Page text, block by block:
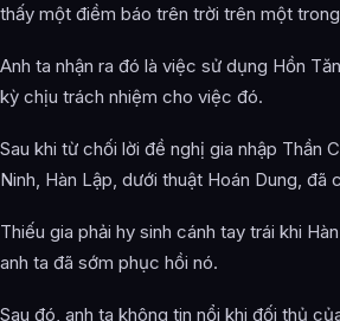
thấy một điềm báo trên trời trên một
Anh ta nhận ra đó là việc sử dụng Hồn
kỳ chịu trách nhiệm cho việc đó.
Sau khi từ chối lời đề nghị gia nhập Thần
Ninh, Hàn Lập, dưới thuật Hoán Dung, đã
Thiếu gia phải hy sinh cánh tay trái khi
anh ta đã sớm phục hồi nó.
Sau đó, anh ta không tin nổi khi đối thủ